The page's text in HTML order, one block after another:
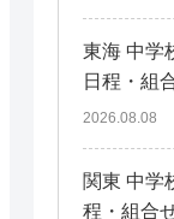
東海 中学
日程・組
2026.08.08
関東 中学
程・組合